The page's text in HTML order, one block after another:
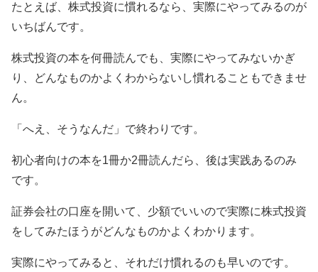
たとえば、株式投資に慣れるなら、実際にやってみるのが
いちばんです。
株式投資の本を何冊読んでも、実際にやってみないかぎ
り、どんなものかよくわからないし慣れることもできませ
ん。
「へえ、そうなんだ」で終わりです。
初心者向けの本を1冊か2冊読んだら、後は実践あるのみ
です。
証券会社の口座を開いて、少額でいいので実際に株式投資
をしてみたほうがどんなものかよくわかります。
実際にやってみると、それだけ慣れるのも早いのです。